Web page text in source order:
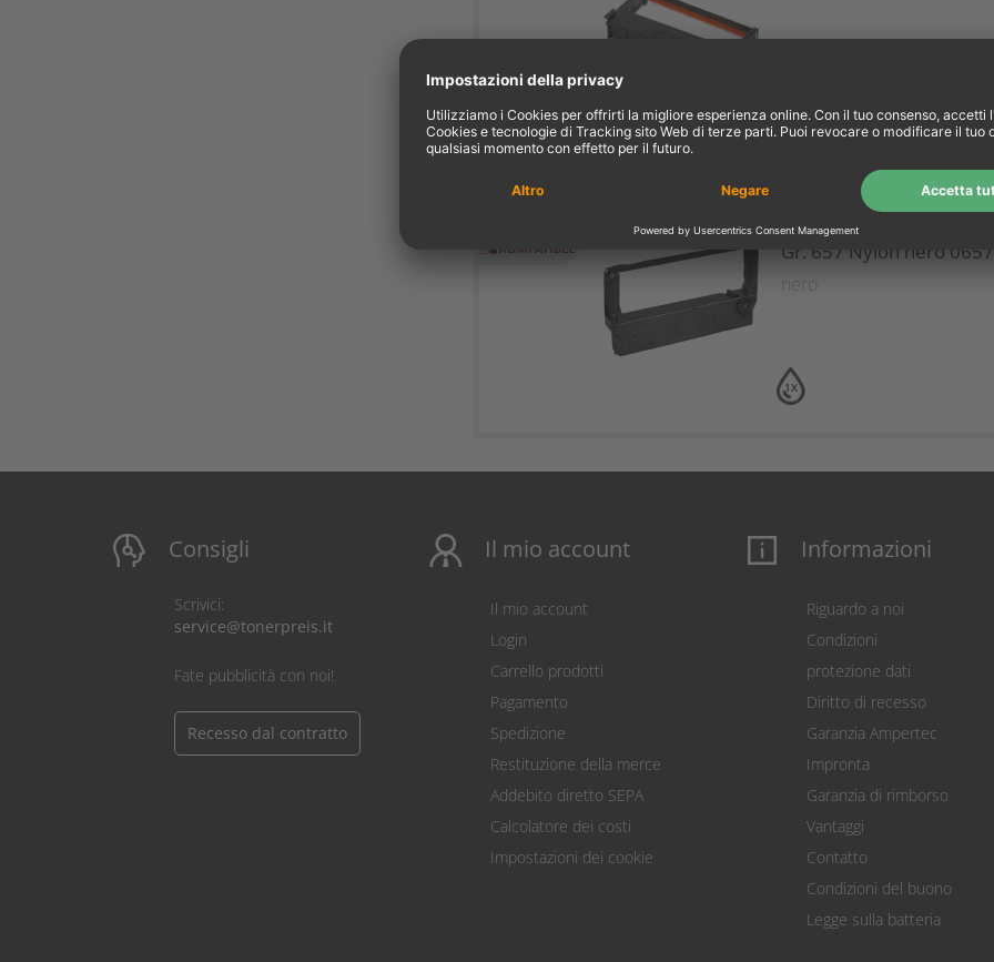
1X
Kompa. Nastro Epson
Gr. 657 Nylon nero
nero
Consigli
Scrivici:
service@tonerpreis.it
Fate pubblicità con noi!
Recesso dal contratto
Il mio account
Il mio account
Login
Carrello prodotti
Pagamento
Spedizione
Restituzione della merce
Addebito diretto SEPA
Calcolatore dei costi
Impostazioni dei cookie
Informazioni
Riguardo a noi
Condizioni
protezione dati
Diritto di recesso
Garanzia Ampertec
Impronta
Garanzia di rimborso
Vantaggi
Contatto
Condizioni del buono
Legge sulla batteria